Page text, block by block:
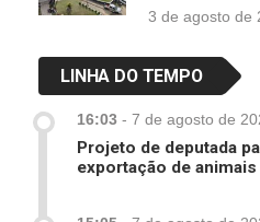
3 de agosto de
LINHA DO TEMPO
16:03 - 7 de agosto de
Projeto de deputada
exportação de